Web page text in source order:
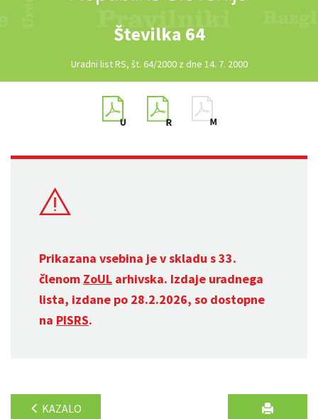
Številka 64
Uradni list RS, št. 64/2000 z dne 14. 7. 2000
Prikazana vsebina je v skladu s 33.
členom ZoUL arhivska. Izdaje uradnega
lista, izdane po 28.2.2026, so dostopne
na PISRS.
KAZALO